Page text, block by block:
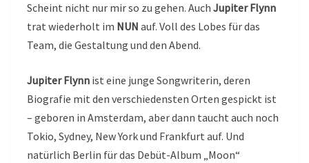
Scheint nicht nur mir so zu gehen. Auch Jupiter Flynn
trat wiederholt im NUN auf. Voll des Lobes für das
Team, die Gestaltung und den Abend.
Jupiter Flynn ist eine junge Songwriterin, deren
Biografie mit den verschiedensten Orten gespickt ist
– geboren in Amsterdam, aber dann taucht auch noch
Tokio, Sydney, New York und Frankfurt auf. Und
natürlich Berlin für das Debüt-Album „Moon“